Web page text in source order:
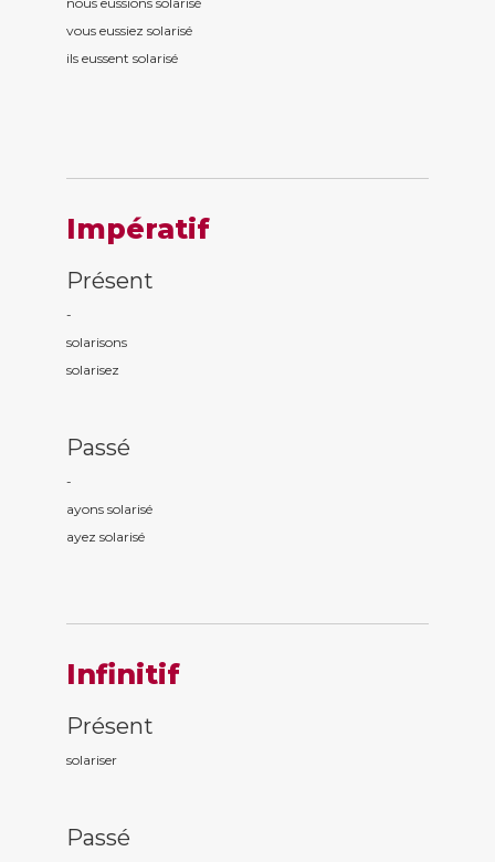
vous eussiez solarisé
ils eussent solarisé
Impératif
Présent
-
solarisons
solarisez
Passé
-
ayons solarisé
ayez solarisé
Infinitif
Présent
solariser
Passé